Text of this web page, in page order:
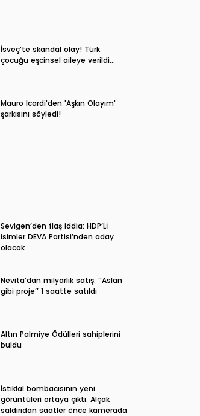
İsveç’te skandal olay! Türk
çocuğu eşcinsel aileye verildi…
Mauro Icardi'den 'Aşkın Olayım'
şarkısını söyledi!
Sevigen’den flaş iddia: HDP’Lİ
isimler DEVA Partisi’nden aday
olacak
Nevita’dan milyarlık satış: ‘’Aslan
gibi proje’’ 1 saatte satıldı
Altın Palmiye Ödülleri sahiplerini
buldu
İstiklal bombacısının yeni
görüntüleri ortaya çıktı: Alçak
saldırıdan saatler önce kamerada